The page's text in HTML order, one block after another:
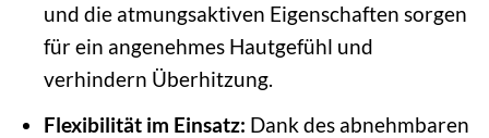
und die atmungsaktiven Eigenschaften sorgen
für ein angenehmes Hautgefühl und
verhindern Überhitzung.
Flexibilität im Einsatz: Dank des abnehmbaren